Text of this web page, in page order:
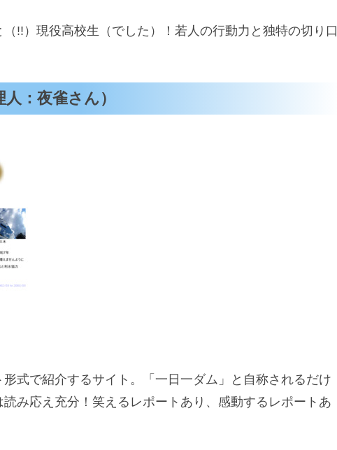
!!）現役高校生（でした）！若人の行動力と独特の切り口
人：夜雀さん）
式で紹介するサイト。「一日一ダム」と自称されるだけ
み応え充分！笑えるレポートあり、感動するレポートあ